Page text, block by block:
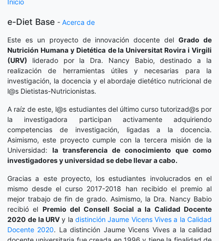
Inicio
e-Diet Base - Acerca de
Este es un proyecto de innovación docente delGrado de
Nutrición Humana y Dietética de la Universitat Rovira i Virgili
(URV) liderado por la Dra. Nancy Babio, destinado a la
realización de herramientas útiles y necesarias para la
investigación, la docencia y el abordaje dietético nutricional de
l@s Dietistas-Nutricionistas.
A raíz de este, l@s estudiantes del último curso tutorizad@s por
la investigadora participan activamente adquiriendo
competencias de investigación, ligadas a la docencia.
Asimismo, este proyecto cumple con la tercera misión de la
Universidad: la transferencia de conocimiento que como
investigadores y universidad se debe llevar a cabo.
Gracias a este proyecto, los estudiantes involucrados en el
mismo desde el curso 2017-2018 han recibido el premio al
mejor trabajo de fin de grado. Asimismo, la Dra. Nancy Babio
recibió el Premio del Consell Social a la Calidad Docente
2020 de la URV y ladistinción Jaume Vicens Vives a la Calidad
Docente 2020. La distinción Jaume Vicens Vives a la calidad